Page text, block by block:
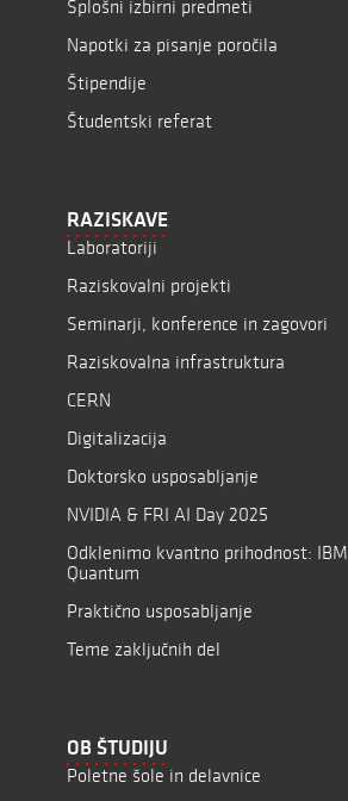
Splošni izbirni predmeti
Napotki za pisanje poročila
Štipendije
Študentski referat
RAZISKAVE
Laboratoriji
Raziskovalni projekti
Seminarji, konference in zagovori
Raziskovalna infrastruktura
CERN
Digitalizacija
Doktorsko usposabljanje
NVIDIA & FRI AI Day 2025
Odklenimo kvantno prihodnost: IBM
Quantum
Praktično usposabljanje
Teme zaključnih del
OB ŠTUDIJU
Poletne šole in delavnice